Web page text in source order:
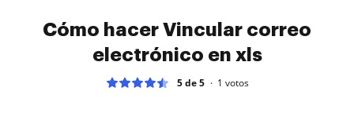
Cómo hacer Vincular correo
electrónico en xls
5 de 5 1 votos